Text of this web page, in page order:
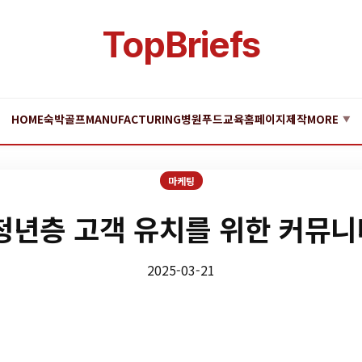
TopBriefs
HOME숙박골프MANUFACTURING병원푸드교육홈페이지제작MORE ▼
마케팅
년층 고객 유치를 위한 커뮤
2025-03-21